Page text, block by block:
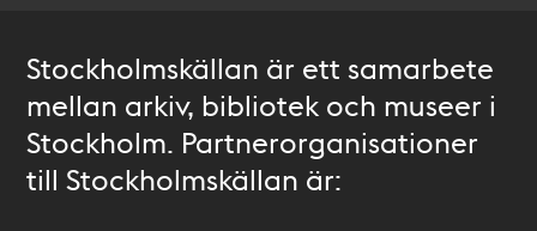
Stockholmskällan är ett samarbete
mellan arkiv, bibliotek och museer i
Stockholm. Partnerorganisationer
till Stockholmskällan är: